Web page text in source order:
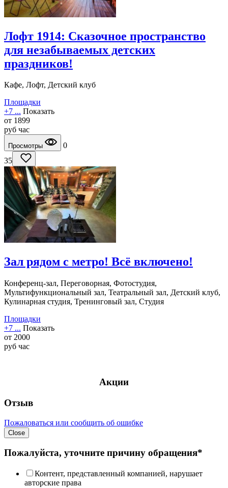
Лофт 1914: Сказочное пространство
для незабываемых детских
праздников!
Кафе, Лофт, Детский клуб
Площадки
+7 ... Показать
от 1899
руб час
Просмотры
0
35
Зал рядом с метро! Всё включено!
Конференц-зал, Переговорная, Фотостудия,
Мультифункциональный зал, Театральный зал, Детский клуб,
Кулинарная студия, Тренинговый зал, Студия
Площадки
+7 ... Показать
от 2000
руб час
Акции
Отзыв
Пожаловаться или сообщить об ошибке
Close
Пожалуйста, уточните причину обращения*
Контент, представленный компанией, нарушает
авторские права